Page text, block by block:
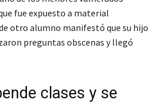
fue expuesto a material
otro alumno manifestó que su hijo
preguntas obscenas y llegó
clases y se